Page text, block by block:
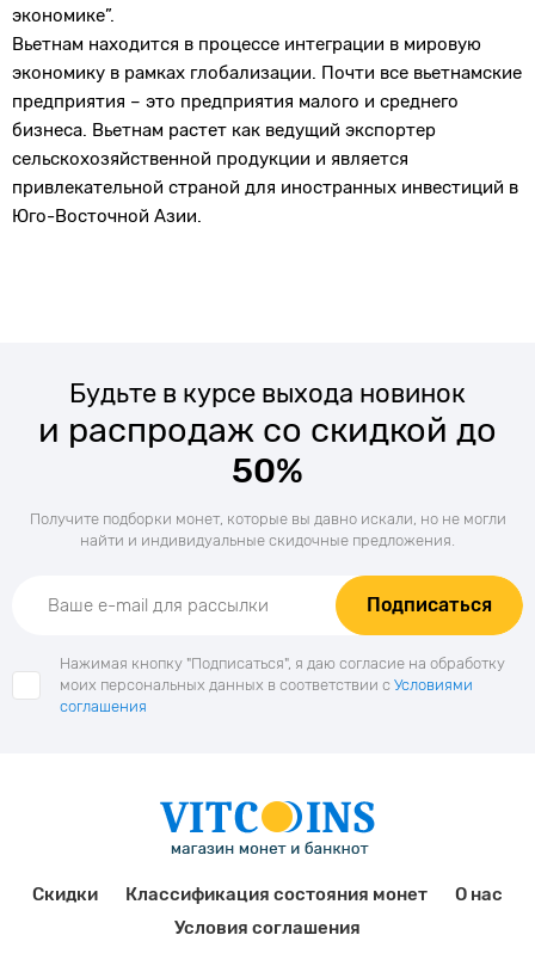
экономике”.
Вьетнам находится в процессе интеграции в мировую
экономику в рамках глобализации. Почти все вьетнамские
предприятия – это предприятия малого и среднего
бизнеса. Вьетнам растет как ведущий экспортер
сельскохозяйственной продукции и является
привлекательной страной для иностранных инвестиций в
Юго-Восточной Азии.
Будьте в курсе выхода новинок
и распродаж со скидкой до
50%
Получите подборки монет, которые вы давно искали, но не могли
найти и индивидуальные скидочные предложения.
Подписаться
Нажимая кнопку "Подписаться", я даю согласие на обработку
моих персональных данных в соответствии с Условиями
соглашения
Скидки Классификация состояния монет
О нас
Условия соглашения